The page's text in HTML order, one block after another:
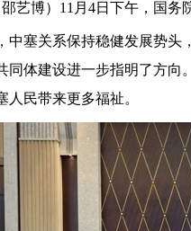
艺博）11月4日下午，国
中塞关系保持稳健发展势
同体建设进一步指明了方
民带来更多福祉。